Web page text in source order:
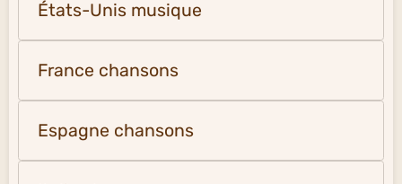
États-Unis musique
France chansons
Espagne chansons